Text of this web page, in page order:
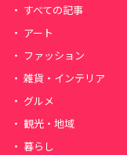
すべての記事
アート
ファッション
雑貨・インテリア
グルメ
観光・地域
暮らし